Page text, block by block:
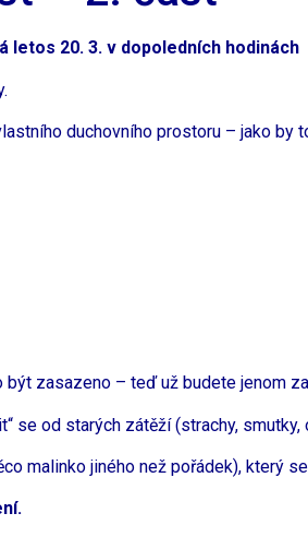
letos 20. 3. v dopoledních hodinách
duchovního prostoru – jako by
zasazeno – teď už budete jenom
se od starých zátěží (strachy, smutky,
malinko jiného než pořádek), který